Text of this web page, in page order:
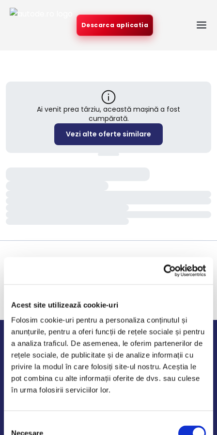
Acest site utilizează cookie-uri
Folosim cookie-uri pentru a personaliza conținutul și
anunțurile, pentru a oferi funcții de rețele sociale și pentru
a analiza traficul. De asemenea, le oferim partenerilor de
rețele sociale, de publicitate și de analize informații cu
privire la modul în care folosiți site-ul nostru. Aceștia le
pot combina cu alte informații oferite de dvs. sau culese
în urma folosirii serviciilor lor.
Necesare
Descarca aplicatia
Ai venit prea târziu, această mașină a fost
cumpărată.
Vezi alte oferte similare
Program de lucru
Luni - Vineri: 09:00-18:00
Sambata - Duminica: 10:00-14:00